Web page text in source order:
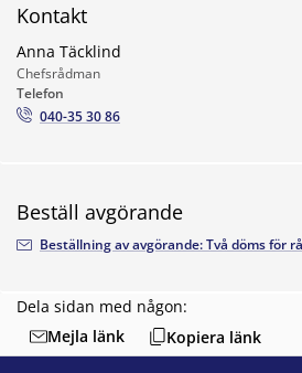
Dela sidan med någon:
Mejla länk
Kopiera länk
Kontakt
Anna Täcklind
Chefsrådman
Telefon
040-35 30 86
Beställ avgörande
Beställning av avgörande: Två döms för